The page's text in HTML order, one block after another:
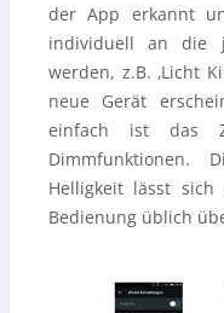
der App erkannt
individuell an die
werden, z.B. ‚Licht
neue Gerät
einfach ist das
Dimmfunktionen.
Helligkeit lässt
Bedienung üblich